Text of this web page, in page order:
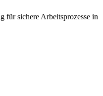
für sichere Arbeitsprozesse in